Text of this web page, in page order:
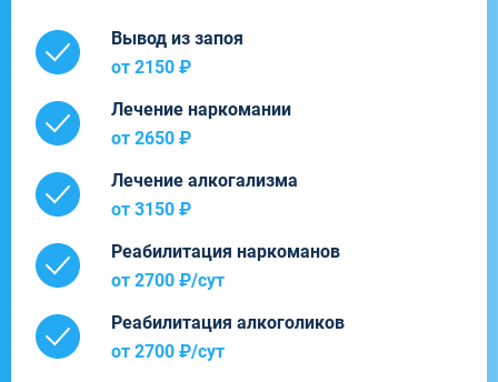
Вывод из запоя
от 2150 ₽
Лечение наркомании
от 2650 ₽
Лечение алкогализма
от 3150 ₽
Реабилитация наркоманов
от 2700 ₽/cут
Реабилитация алкоголиков
от 2700 ₽/cут